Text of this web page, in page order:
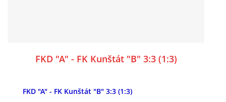
FKD "A" - FK Kunštát "B" 3:3 (1:3)
FKD "A" - FK Kunštát "B" 3:3 (1:3)